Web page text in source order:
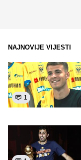
NAJNOVIJE VIJESTI
1